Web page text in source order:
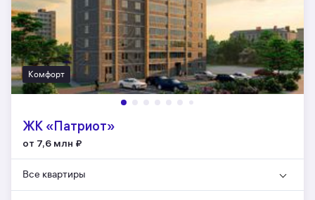
Комфорт
ЖК «Патриот»
от 7,6 млн ₽
Все квартиры